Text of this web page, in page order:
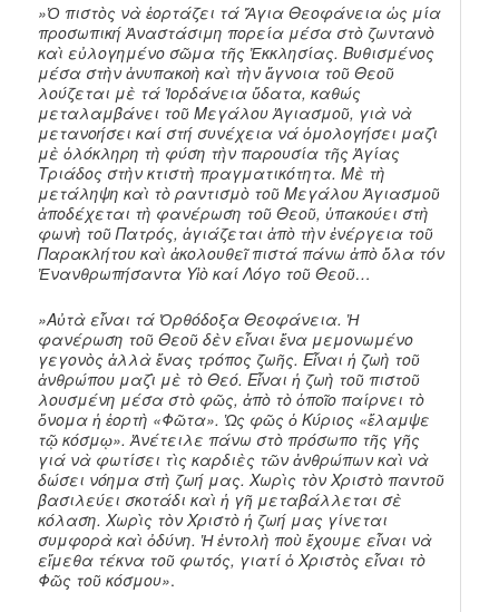
»Ὁ πιστὸς νὰ ἑορτάζει τά Ἅγια Θεοφάνεια ὡς μία
προσωπική Ἀναστάσιμη πορεία μέσα στὸ ζωντανὸ
καὶ εὐλογημένο σῶμα τῆς Ἐκκλησίας. Βυθισμένος
μέσα στὴν ἀνυπακοὴ καὶ τὴν ἄγνοια τοῦ Θεοῦ
λούζεται μὲ τά Ἰορδάνεια ὕδατα, καθώς
μεταλαμβάνει τοῦ Μεγάλου Ἁγιασμοῦ, γιὰ νὰ
μετανοήσει καί στή συνέχεια νά ὁμολογήσει μαζὶ
μὲ ὁλόκληρη τὴ φύση τὴν παρουσία τῆς Ἁγίας
Τριάδος στὴν κτιστὴ πραγματικότητα. Μὲ τὴ
μετάληψη καὶ τὸ ραντισμὸ τοῦ Μεγάλου Ἁγιασμοῦ
ἀποδέχεται τὴ φανέρωση τοῦ Θεοῦ, ὑπακούει στὴ
φωνὴ τοῦ Πατρός, ἁγιάζεται ἀπὸ τὴν ἐνέργεια τοῦ
Παρακλήτου καὶ ἀκολουθεῖ πιστά πάνω ἀπὸ ὅλα τόν
Ἐνανθρωπήσαντα Υἱὸ καί Λόγο τοῦ Θεοῦ…
»Αὐτὰ εἶναι τά Ὀρθόδοξα Θεοφάνεια. Ἡ
φανέρωση τοῦ Θεοῦ δὲν εἶναι ἕνα μεμονωμένο
γεγονὸς ἀλλὰ ἕνας τρόπος ζωῆς. Εἶναι ἡ ζωὴ τοῦ
ἀνθρώπου μαζὶ μὲ τὸ Θεό. Εἶναι ἡ ζωὴ τοῦ πιστοῦ
λουσμένη μέσα στὸ φῶς, ἀπὸ τὸ ὁποῖο παίρνει τὸ
ὄνομα ἡ ἑορτὴ «Φῶτα». Ὡς φῶς ὁ Κύριος «ἔλαμψε
τῷ κόσμῳ». Ἀνέτειλε πάνω στὸ πρόσωπο τῆς γῆς
γιά νὰ φωτίσει τὶς καρδιὲς τῶν ἀνθρώπων καὶ νὰ
δώσει νόημα στὴ ζωή μας. Χωρὶς τὸν Χριστὸ παντοῦ
βασιλεύει σκοτάδι καὶ ἡ γῆ μεταβάλλεται σὲ
κόλαση. Χωρὶς τὸν Χριστὸ ἡ ζωή μας γίνεται
συμφορὰ καὶ ὀδύνη. Ἡ ἐντολὴ ποὺ ἔχουμε εἶναι νὰ
εἴμεθα τέκνα τοῦ φωτός, γιατί ὁ Χριστὸς εἶναι τὸ
Φῶς τοῦ κόσμου».